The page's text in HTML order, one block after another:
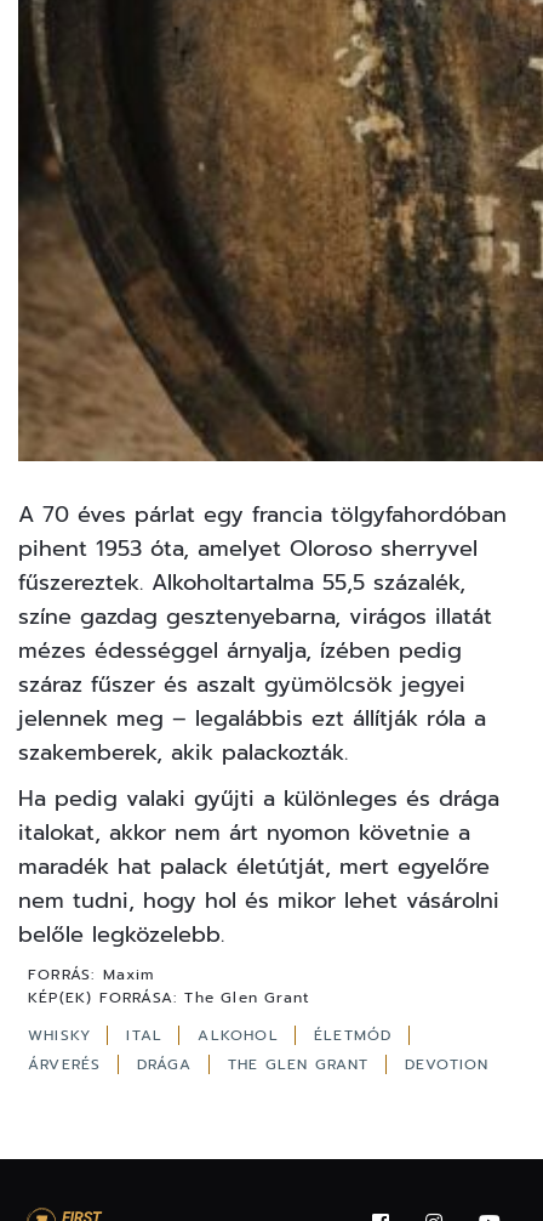
A 70 éves párlat egy francia tölgyfahordóban
pihent 1953 óta, amelyet Oloroso sherryvel
fűszereztek. Alkoholtartalma 55,5 százalék,
színe gazdag gesztenyebarna, virágos illatát
mézes édességgel árnyalja, ízében pedig
száraz fűszer és aszalt gyümölcsök jegyei
jelennek meg – legalábbis ezt állítják róla a
szakemberek, akik palackozták.
Ha pedig valaki gyűjti a különleges és drága
italokat, akkor nem árt nyomon követnie a
maradék hat palack életútját, mert egyelőre
nem tudni, hogy hol és mikor lehet vásárolni
belőle legközelebb.
FORRÁS: Maxim
KÉP(EK) FORRÁSA: The Glen Grant
WHISKY
ITAL ALKOHOL
ÉLETMÓD
ÁRVERÉS
DRÁGA THE GLEN GRANT DEVOTION